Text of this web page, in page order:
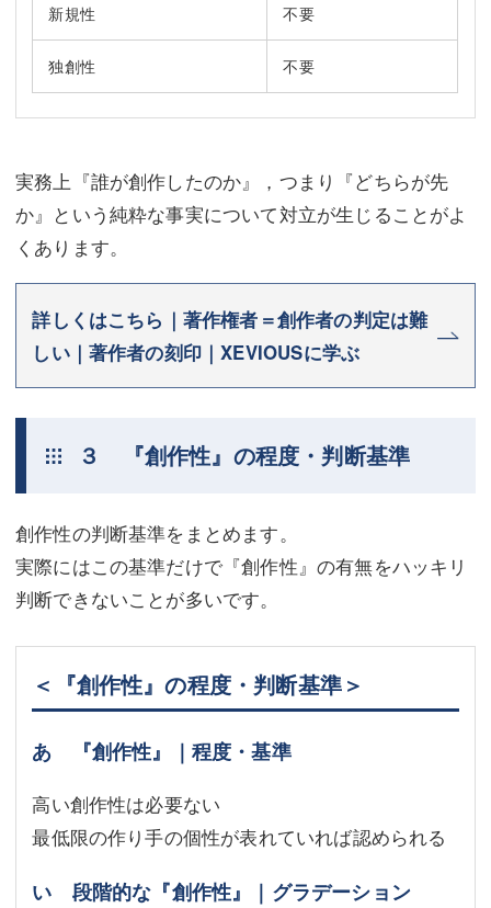
新規性 不要
独創性 不要
実務上『誰が創作したのか』，つまり『どちらが先
か』という純粋な事実について対立が生じることがよ
くあります。
詳しくはこちら｜著作権者＝創作者の判定は難
しい｜著作者の刻印｜XEVIOUSに学ぶ
３ 『創作性』の程度・判断基準
創作性の判断基準をまとめます。
実際にはこの基準だけで『創作性』の有無をハッキリ
判断できないことが多いです。
＜『創作性』の程度・判断基準＞
あ 『創作性』｜程度・基準
高い創作性は必要ない
最低限の作り手の個性が表れていれば認められる
い 段階的な『創作性』｜グラデーション